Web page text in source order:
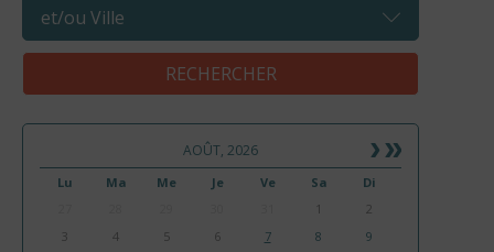
AOÛT, 2026
Lu Ma Me Je Ve Sa
Di
1
2
3
4 5 6 7 8
9